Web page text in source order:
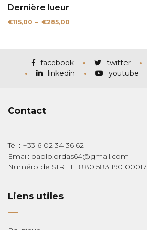
Dernière lueur
€115,00 – €285,00
€285,00
facebook twitter
linkedin
youtube
Contact
Tél : +33 6 02 34 36 62
Email: pablo.ordas64@gmail.com
Numéro de SIRET : 880 583 190 00017
Liens utiles